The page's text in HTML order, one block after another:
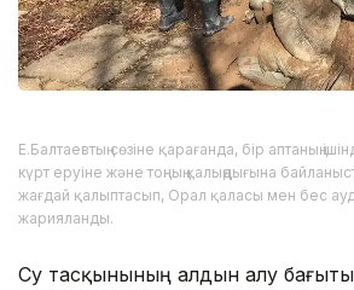
Е.Балтаевтың сөзіне қарағанда, бір аптаның
күрт еруіне және тоңның қалыңдығына
жағдай қалыптасып, Орал қаласы мен бес
жарияланды.
Су тасқынының алдын алу